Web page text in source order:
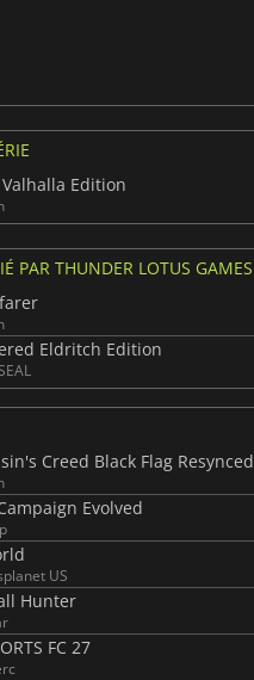
Valhalla Edition
PAR THUNDER LOTUS GAMES
Eldritch Edition
Creed Black Flag Resynced
Evolved
US
Hunter
FC 27